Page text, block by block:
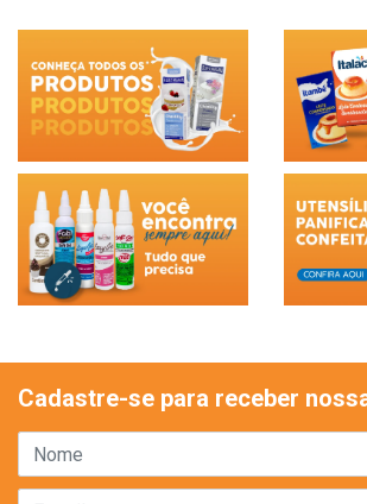
Cadastre-se para receber